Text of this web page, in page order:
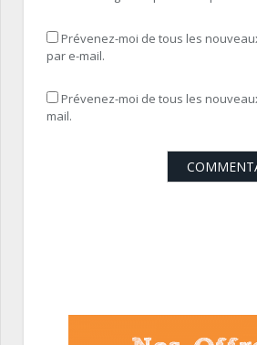
Prévenez-moi de tous les
par e-mail.
Prévenez-moi de tous les
mail.